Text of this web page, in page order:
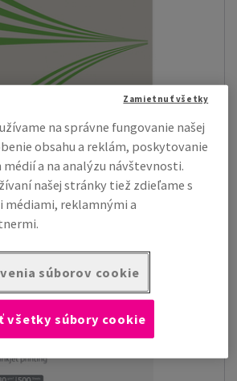
papier je vyrobený zo 100%
a je ide...
Zobraziť produkty (2)
na správne fungovanie našej
obsahu a reklám, poskytovanie
a na analýzu návštevnosti.
našej stránky tiež zdieľame s
médiami, reklamnými a
súborov cookie
Zamietnuť všetky
všetky súbory cookie